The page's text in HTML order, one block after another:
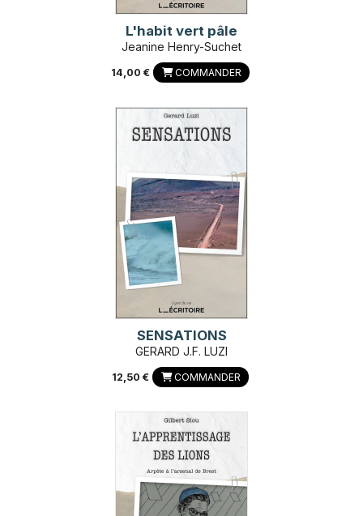
L'habit vert pâle
Jeanine Henry-Suchet
14,00 € COMMANDER
SENSATIONS
GERARD J.F. LUZI
12,50 € COMMANDER